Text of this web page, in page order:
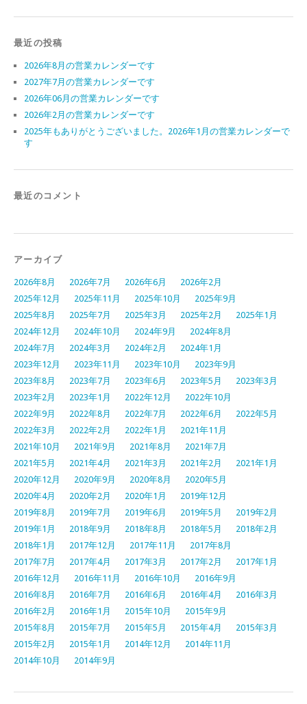
最近の投稿
2026年8月の営業カレンダーです
2027年7月の営業カレンダーです
2026年06月の営業カレンダーです
2026年2月の営業カレンダーです
2025年もありがとうございました。2026年1月の営業カレンダーで
す
最近のコメント
アーカイブ
2026年8月 2026年7月 2026年6月
2026年2月
2025年12月
2025年11月 2025年10月
2025年9月
2025年8月
2025年7月 2025年3月 2025年2月
2025年1月
2024年12月
2024年10月 2024年9月
2024年8月
2024年7月
2024年3月 2024年2月
2024年1月
2023年12月
2023年11月 2023年10月
2023年9月
2023年8月
2023年7月 2023年6月 2023年5月
2023年3月
2023年2月
2023年1月 2022年12月
2022年10月
2022年9月
2022年8月 2022年7月 2022年6月
2022年5月
2022年3月
2022年2月 2022年1月
2021年11月
2021年10月
2021年9月 2021年8月
2021年7月
2021年5月
2021年4月 2021年3月 2021年2月
2021年1月
2020年12月
2020年9月 2020年8月
2020年5月
2020年4月
2020年2月 2020年1月
2019年12月
2019年8月
2019年7月 2019年6月 2019年5月
2019年2月
2019年1月
2018年9月 2018年8月 2018年5月
2018年2月
2018年1月
2017年12月 2017年11月
2017年8月
2017年7月
2017年4月 2017年3月 2017年2月
2017年1月
2016年12月
2016年11月 2016年10月
2016年9月
2016年8月
2016年7月 2016年6月 2016年4月
2016年3月
2016年2月
2016年1月 2015年10月
2015年9月
2015年8月
2015年7月 2015年5月 2015年4月
2015年3月
2015年2月
2015年1月 2014年12月
2014年11月
2014年10月
2014年9月